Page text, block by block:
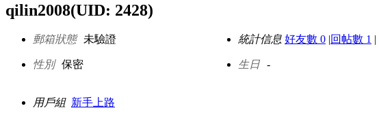
qilin2008(UID: 2428)
郵箱狀態 未驗證 統計信息 好友數 0 |回帖數 1 |
性別 保密 生日 -
用戶組 新手上路